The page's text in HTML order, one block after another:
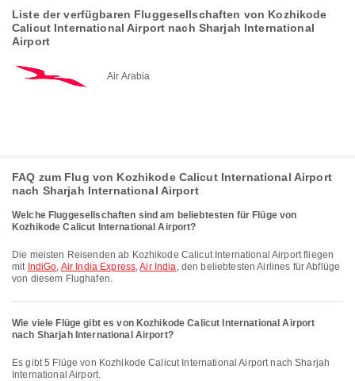
Liste der verfügbaren Fluggesellschaften von Kozhikode
Calicut International Airport nach Sharjah International
Airport
Air Arabia
FAQ zum Flug von Kozhikode Calicut International Airport
nach Sharjah International Airport
Welche Fluggesellschaften sind am beliebtesten für Flüge von
Kozhikode Calicut International Airport?
Die meisten Reisenden ab Kozhikode Calicut International Airport fliegen
mit IndiGo, Air India Express,Air India, den beliebtesten Airlines für Abflüge
von diesem Flughafen.
Wie viele Flüge gibt es von Kozhikode Calicut International Airport
nach Sharjah International Airport?
Es gibt 5 Flüge von Kozhikode Calicut International Airport nach Sharjah
International Airport.